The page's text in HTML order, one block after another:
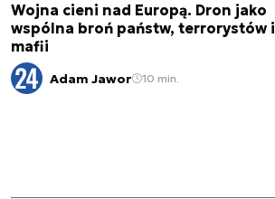
Wojna cieni nad Europą. Dron jako
wspólna broń państw, terrorystów i
mafii
Adam Jawor 10 min.